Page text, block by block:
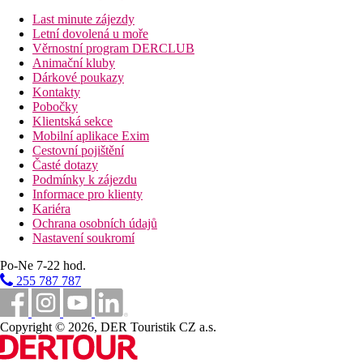
klimatizací.
Suite:
Pokoje jsou vybavené dvěma samostatnými lůžky, internetem
(zdarma), sejfem (zdarma) a satelit.TV a také centrálně řízenou
klimatizací.
Vzdálenosti
7 km
Vzdálenost k pláži
50 km
Vzdálenost od nejbližšího letiště
4 km
Pláž
Druh pláže
Last minute zájezdy
Letní dovolená u moře
Věrnostní program DERCLUB
Animační kluby
Dárkové poukazy
Kontakty
Pobočky
Klientská sekce
Mobilní aplikace Exim
Cestovní pojištění
Časté dotazy
Podmínky k zájezdu
Informace pro klienty
Kariéra
Ochrana osobních údajů
Nastavení soukromí
Po-Ne 7-22 hod.
255 787 787
Copyright © 2026, DER Touristik CZ a.s.